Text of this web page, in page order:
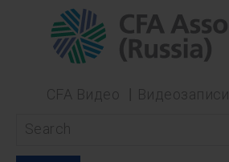
CFA Видео Видеозаписи